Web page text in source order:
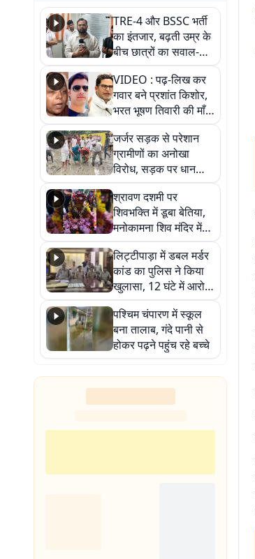
TRE-4 और BSSC भर्ती
का इंतजार, बढ़ती उम्र के
बीच छात्रों का सवाल-
आखिर कब आएगी बहाली?
देखें वीडियो
VIDEO : पढ़-लिख कर
गवार बने प्रशांत किशोर,
भरत भूषण तिवारी की माँ ने
कहा नहीं थी उम्मीद, बेटा
था तो किसी को बोलने की
नहीं थी हिम्मत
जर्जर सड़क से परेशान
ग्रामीणों का अनोखा
विरोध, सड़क पर धान
रोपकर और खाद डालकर
जताया आक्रोश
श्रावण दशमी पर
शिवभक्ति में डूबा बेतिया,
मनोकामना शिव मंदिर में
हुआ भव्य श्रृंगार
लिट्टीपाड़ा में डबल मर्डर
कांड का पुलिस ने किया
खुलासा, 12 घंटे में आरोपी
गिरफ्तार
पश्चिम चंपारण में स्कूल
बना तालाब, गंदे पानी से
होकर पढ़ने पहुंच रहे बच्चे